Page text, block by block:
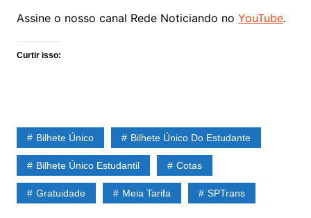
Assine o nosso canal Rede Noticiando no YouTube.
Curtir isso:
Bilhete Único Bilhete Único Do Estudante
Bilhete Único Estudantil Cotas
Gratuidade Meia Tarifa SPTrans